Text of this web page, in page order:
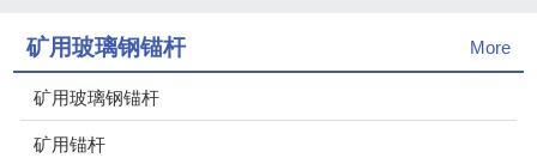
矿用玻璃钢锚杆 More
矿用玻璃钢锚杆
矿用锚杆